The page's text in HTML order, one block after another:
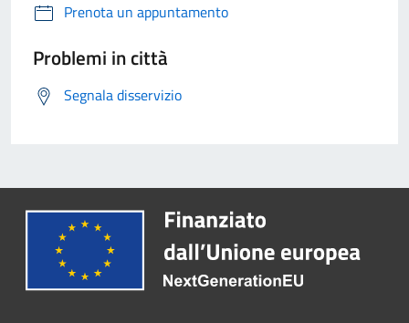
Prenota un appuntamento
Problemi in città
Segnala disservizio